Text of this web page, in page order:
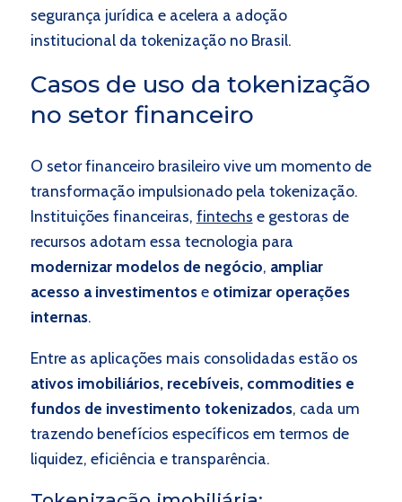
segurança jurídica e acelera a adoção
institucional da tokenização no Brasil.
Casos de uso da tokenização
no setor financeiro
O setor financeiro brasileiro vive um momento de
transformação impulsionado pela tokenização.
Instituições financeiras, fintechs e gestoras de
recursos adotam essa tecnologia para
modernizar modelos de negócio, ampliar
acesso a investimentose otimizar operações
internas.
Entre as aplicações mais consolidadas estão os
ativos imobiliários, recebíveis, commodities e
fundos de investimento tokenizados, cada um
trazendo benefícios específicos em termos de
liquidez, eficiência e transparência.